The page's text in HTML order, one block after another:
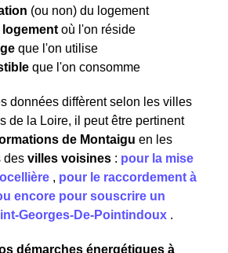
(ou non) du logement
où l'on réside
que l'on utilise
que l'on consomme
données diffèrent selon les villes
de la Loire, il peut être pertinent
de Montaigu en les
des villes voisines : pour la mise
, pour le raccordement à
encore pour souscrire un
Georges-De-Pointindoux .
démarches énergétiques à